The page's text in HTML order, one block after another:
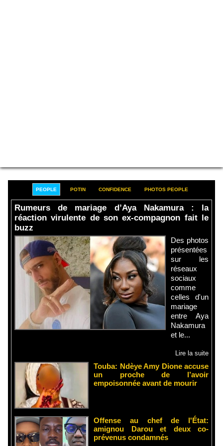
PEOPLE POTIN CONFIDENCE PHOTOS PEOPLE
Rumeurs de mariage d’Aya Nakamura : la
réaction virulente de son ex-compagnon fait le
buzz
Des photos
présentées
sur les
réseaux
sociaux
comme
celles d'un
mariage
entre Aya
Nakamura
et le...
Lire la suite
Touba: Ndèye Amy Dione accuse
un proche de l’avoir
empoisonnée avant de mourir
Offense au chef de l'État:
amignou Darou et deux co-
prévenus condamnés